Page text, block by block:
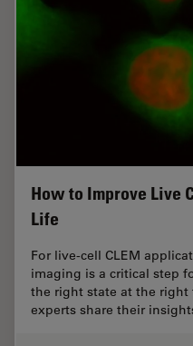
How to Improve Live
Life
For live-cell CLEM
imaging is a critical step
the right state at the right
experts share their